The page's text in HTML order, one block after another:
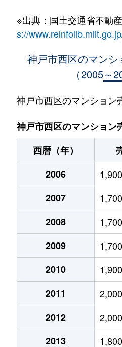
池上
800万円
3,200万円
井吹台北町
3,300万円
井吹台北町
4,600万円
井吹台北町
3,300万円
井吹台北町
3,700万円
井吹台北町
3,000万円
井吹台西町
2,200万円
井吹台西町
2,300万円
井吹台西町
2,700万円
井吹台西町
1,900万円
井吹台東町
2,000万円
井吹台東町
2,000万円
※出典：国土交通省不動
s://
神戸市西区のマン
（2005～
神戸市西区のマンション
神戸市西区のマンション
西暦（年）
2006
1,900
2007
1,700
2008
1,700
2009
1,700
2010
1,900
2011
2,000
2012
2,000
2013
1,800